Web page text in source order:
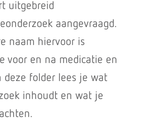
uitgebreid
aangevraagd.
naam hiervoor is
voor en na medicatie en
deze folder lees je wat
inhoudt en wat je